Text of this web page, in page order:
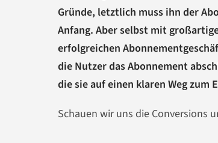
Gründe, letztlich muss ihn der
Anfang. Aber selbst mit
erfolgreichen
die Nutzer das Abonnement
die sie auf einen klaren Weg zum
Schauen wir uns die Conversions